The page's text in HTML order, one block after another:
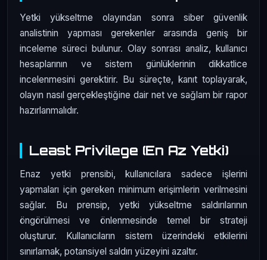
Yetki yükseltme olayından sonra siber güvenlik
analistinin yapması gerekenler arasında geniş bir
inceleme süreci bulunur. Olay sonrası analiz, kullanıcı
hesaplarının ve sistem günlüklerinin dikkatlice
incelenmesini gerektirir. Bu süreçte, kanıt toplayarak,
olayın nasıl gerçekleştiğine dair net ve sağlam bir rapor
hazırlanmalıdır.
Least Privilege (En Az Yetki)
Enaz yetki prensibi, kullanıcılara sadece işlerini
yapmaları için gereken minimum erişimlerin verilmesini
sağlar. Bu prensip, yetki yükseltme saldırılarının
öngörülmesi ve önlenmesinde temel bir strateji
oluşturur. Kullanıcıların sistem üzerindeki etkilerini
sınırlamak, potansiyel saldırı yüzeyini azaltır.